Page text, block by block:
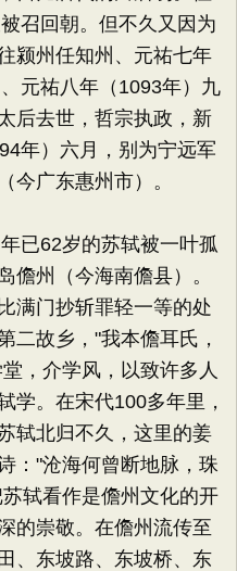
召回朝。但不久又因为
颍州任知州、元祐七年
元祐八年（1093年）九
后去世，哲宗执政，新
年）六月，别为宁远军
今广东惠州市）。
62岁的苏轼被一叶孤
儋州（今海南儋县）。
满门抄斩罪轻一等的处
二故乡，"我本儋耳氏，
，介学风，以致许多人
学。在宋代100多年里，
轼北归不久，这里的姜
："沧海何曾断地脉，珠
轼看作是儋州文化的开
的崇敬。在儋州流传至
、东坡路、东坡桥、东